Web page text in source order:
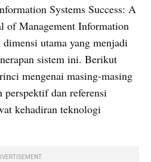
Systems Success: A
of Management Information
utama yang menjadi
sistem ini. Berikut
mengenai masing-masing
perspektif dan referensi
kehadiran teknologi